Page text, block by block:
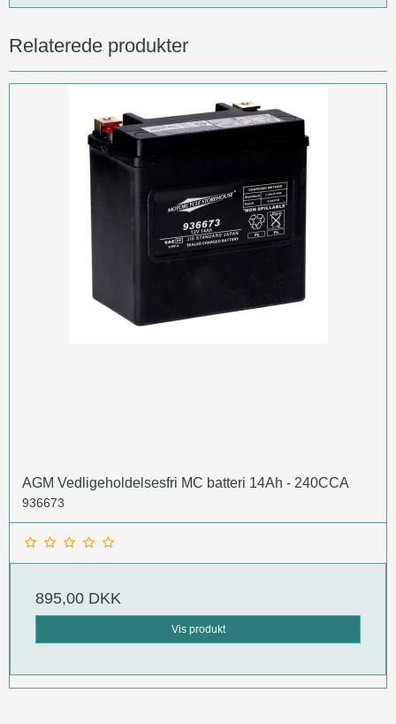
Relaterede produkter
AGM Vedligeholdelsesfri MC batteri 14Ah - 240CCA
936673
895,00 DKK
Vis produkt